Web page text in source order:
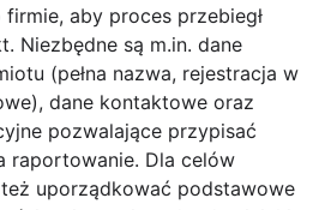
aby proces przebiegł
Niezbędne są m.in. dane
(pełna nazwa, rejestracja w
dane kontaktowe oraz
pozwalające przypisać
raportowanie. Dla celów
uporządkować podstawowe